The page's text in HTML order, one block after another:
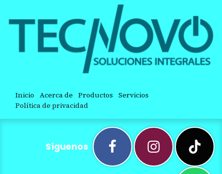
Inicio Acerca de Productos Servicios
Política de privacidad
Síguenos